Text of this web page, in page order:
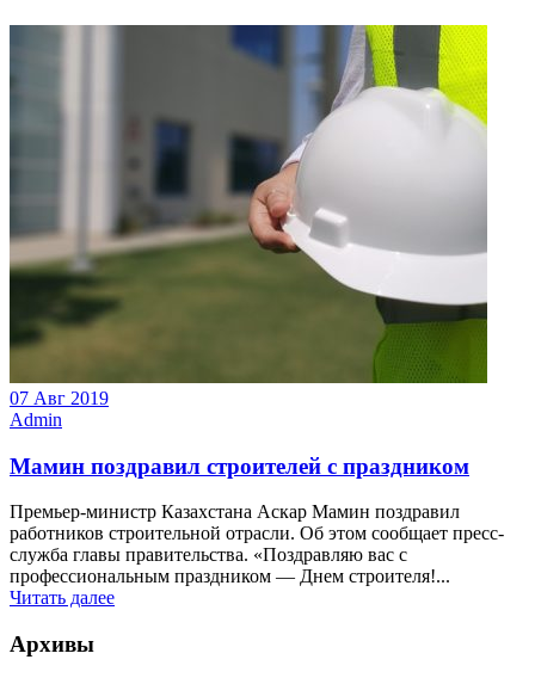
07 Авг 2019
Admin
Мамин поздравил строителей с праздником
Премьер-министр Казахстана Аскар Мамин поздравил
работников строительной отрасли. Об этом сообщает пресс-
служба главы правительства. «Поздравляю вас с
профессиональным праздником — Днем строителя!...
Читать далее
Архивы